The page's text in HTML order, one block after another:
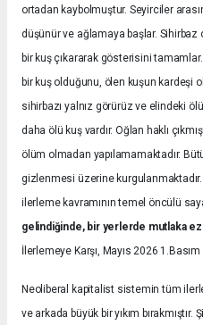
ortadan kaybolmuştur. Seyirciler
düşünür ve ağlamaya başlar. Sihirbaz
bir kuş çıkararak gösterisini
bir kuş olduğunu, ölen kuşun kardeşi
sihirbazı yalnız görürüz ve elindeki
daha ölü kuş vardır. Oğlan haklı
ölüm olmadan yapılamamaktadır.
gizlenmesi üzerine kurgulanmaktadır.
ilerleme kavramının temel öncülü
gelindiğinde, bir yerlerde mutlaka
İlerlemeye Karşı, Mayıs 2026
Neoliberal kapitalist sistemin tüm
ve arkada büyük bir yıkım